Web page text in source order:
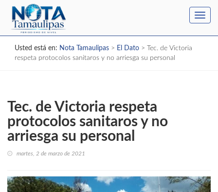
Usted está en: Nota Tamaulipas > El Dato >
Tec. de Victoria
respeta protocolos sanitaros y no arriesga su personal
Tec. de Victoria respeta
protocolos sanitaros y no
arriesga su personal
martes, 2 de marzo de 2021